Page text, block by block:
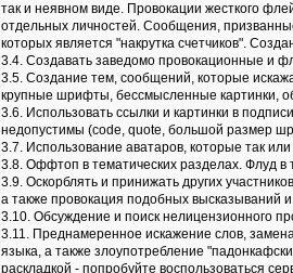
так и неявном виде. Провокации жесткого
отдельных личностей. Сообщения,
которых является "накрутка счетчиков".
3.4. Создавать заведомо провокационные и
3.5. Создание тем, сообщений, которые
крупные шрифты, бессмысленные картинки,
3.6. Использовать ссылки и картинки в
недопустимы (code, quote, большой размер
3.7. Использование аватаров, которые так
3.8. Оффтоп в тематических разделах. Флуд в
3.9. Оскорблять и принижать других
а также провокация подобных высказываний
3.10. Обсуждение и поиск нелицензионного
3.11. Преднамеренное искажение слов,
языка, а также злоупотребление
раскладкой - попробуйте воспользоваться